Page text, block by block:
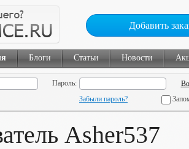
Добавить
Блоги Статьи Новости
Пароль:
Забыли пароль?
Asher537